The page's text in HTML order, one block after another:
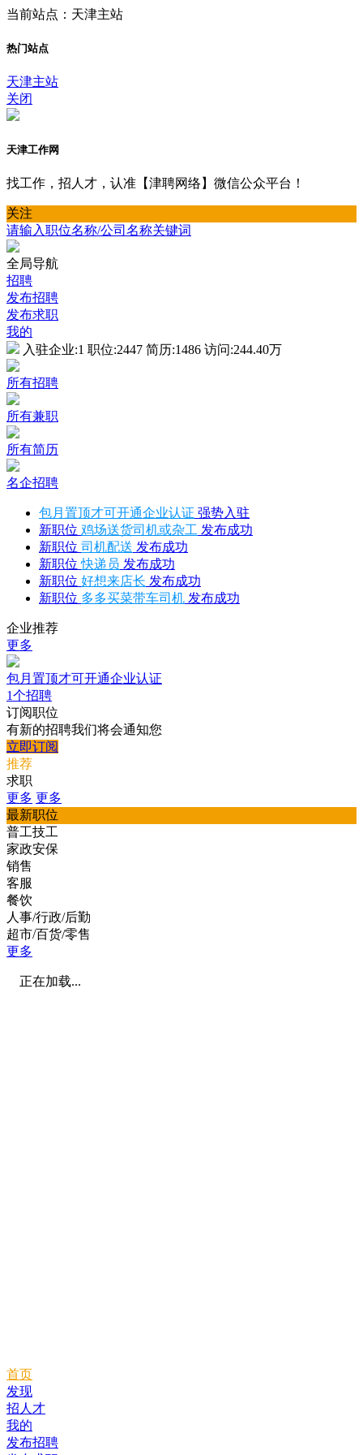
当前站点：天津主站
热门站点
天津主站
关闭
天津工作网
找工作，招人才，认准【津聘网络】微信公众平台！
关注
请输入职位名称/公司名称关键词
全局导航
招聘
发布招聘
发布求职
我的
入驻企业:1 职位:2447 简历:1486 访问:244.40万
所有招聘
所有兼职
所有简历
名企招聘
包月置顶才可开通企业认证 强势入驻
新职位 鸡场送货司机或杂工 发布成功
新职位 司机配送 发布成功
新职位快递员 发布成功
新职位 好想来店长 发布成功
新职位 多多买菜带车司机 发布成功
企业推荐
更多
包月置顶才可开通企业认证
1个招聘
订阅职位
有新的招聘我们将会通知您
立即订阅
推荐
求职
更多 更多
最新职位
普工技工
家政安保
销售
客服
餐饮
人事/行政/后勤
超市/百货/零售
更多
正在加载...
首页
发现
招人才
我的
发布招聘